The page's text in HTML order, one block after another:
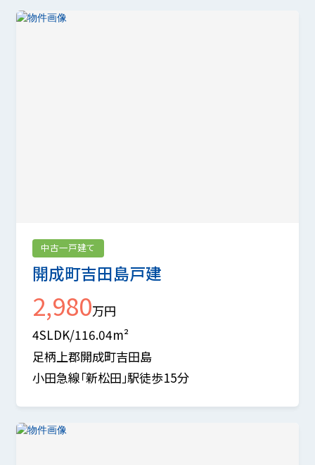
開成町吉田島戸建
中古一戸建て
2,980万円
4SLDK/116.04m²
足柄上郡開成町吉田島
小田急線「新松田」駅徒歩15分